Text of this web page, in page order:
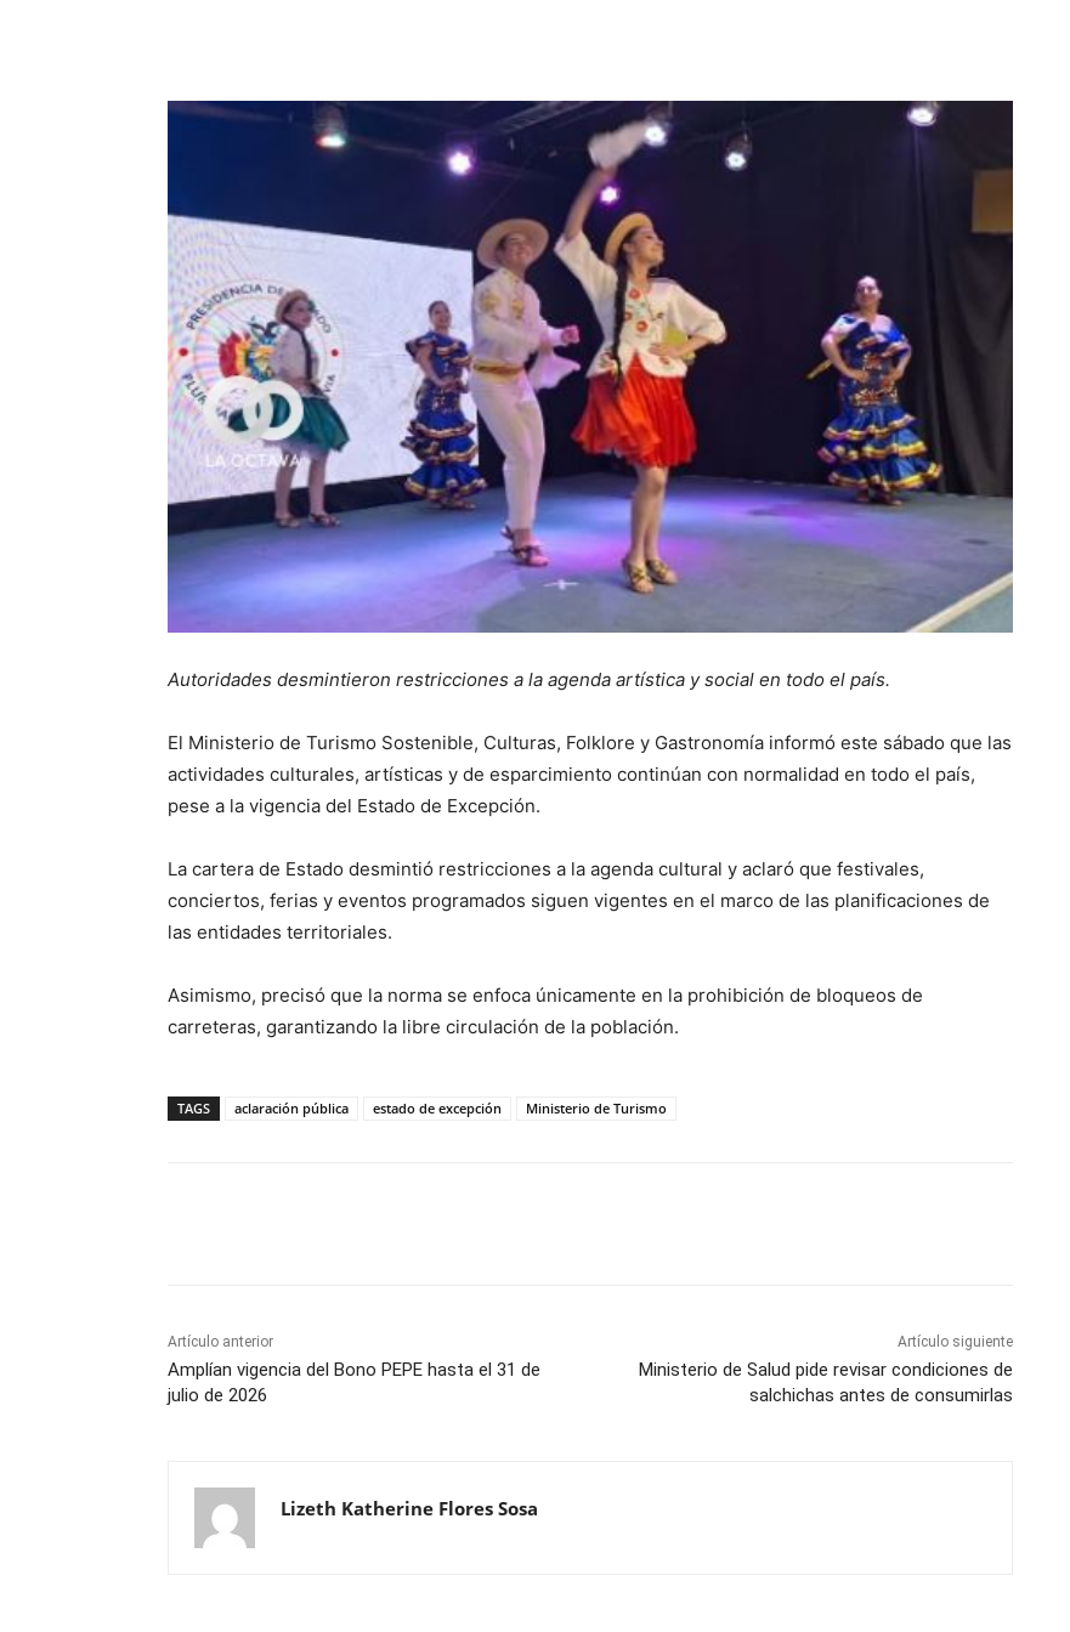
Autoridades desmintieron restricciones a la agenda artística y social en todo el país.
El Ministerio de Turismo Sostenible, Culturas, Folklore y Gastronomía informó este sábado que las
actividades culturales, artísticas y de esparcimiento continúan con normalidad en todo el país,
pese a la vigencia del Estado de Excepción.
La cartera de Estado desmintió restricciones a la agenda cultural y aclaró que festivales,
conciertos, ferias y eventos programados siguen vigentes en el marco de las planificaciones de
las entidades territoriales.
Asimismo, precisó que la norma se enfoca únicamente en la prohibición de bloqueos de
carreteras, garantizando la libre circulación de la población.
TAGS aclaración pública estado de excepción Ministerio de Turismo
Artículo anterior
Amplían vigencia del Bono PEPE hasta el 31 de
julio de 2026
Artículo siguiente
Ministerio de Salud pide revisar condiciones de
salchichas antes de consumirlas
Lizeth Katherine Flores Sosa